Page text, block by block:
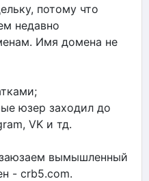
потому что
недавно
Имя домена не
юзер заходил до
VK и тд.
вымышленный
- crb5.com.